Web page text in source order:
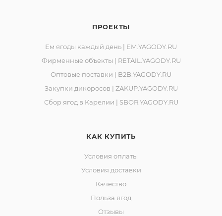
ПРОЕКТЫ
Ем ягоды каждый день | EM.YAGODY.RU
Фирменные объекты | RETAIL.YAGODY.RU
Оптовые поставки | B2B.YAGODY.RU
Закупки дикоросов | ZAKUP.YAGODY.RU
Сбор ягод в Карелии | SBOR.YAGODY.RU
КАК КУПИТЬ
Условия оплаты
Условия доставки
Качество
Польза ягод
Отзывы